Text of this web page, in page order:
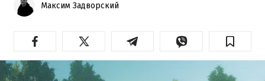
Максим Задворский